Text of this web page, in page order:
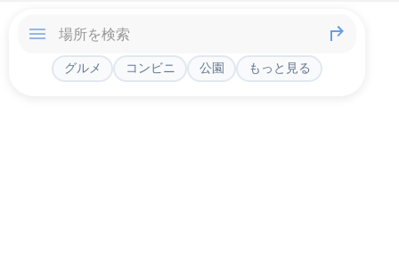
グルメ コンビニ 公園 もっと見る